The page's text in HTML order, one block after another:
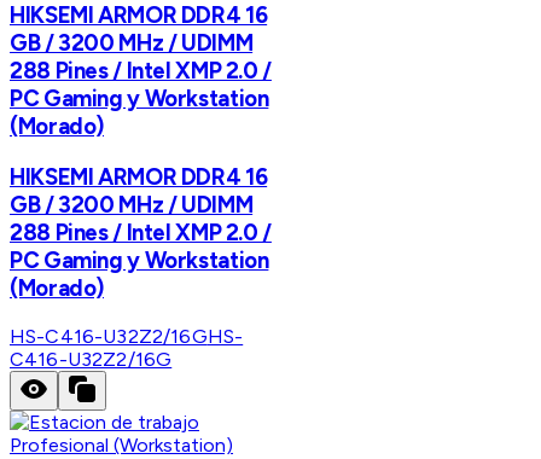
HIKSEMI ARMOR DDR4 16
GB / 3200 MHz / UDIMM
288 Pines / Intel XMP 2.0 /
PC Gaming y Workstation
(Morado)
HIKSEMI ARMOR DDR4 16
GB / 3200 MHz / UDIMM
288 Pines / Intel XMP 2.0 /
PC Gaming y Workstation
(Morado)
HS-C416-U32Z2/16GHS-
C416-U32Z2/16G